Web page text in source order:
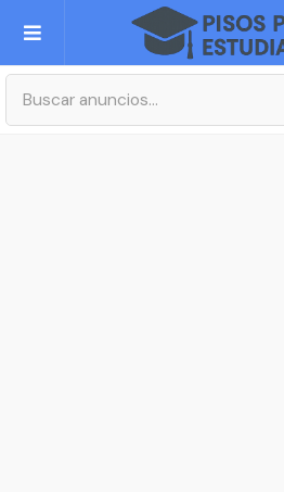
Publica tu Anuncio